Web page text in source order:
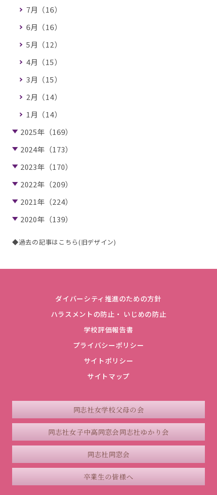
7月（16）
6月（16）
5月（12）
4月（15）
3月（15）
2月（14）
1月（14）
2025年（169）
2024年（173）
2023年（170）
2022年（209）
2021年（224）
2020年（139）
◆過去の記事はこちら(旧デザイン)
ダイバーシティ推進のための方針
ハラスメントの防止・ いじめの防止
学校評価報告書
プライバシーポリシー
サイトポリシー
サイトマップ
同志社女学校父母の会
同志社女子中高同窓会同志社ゆかり会
同志社同窓会
卒業生の皆様へ